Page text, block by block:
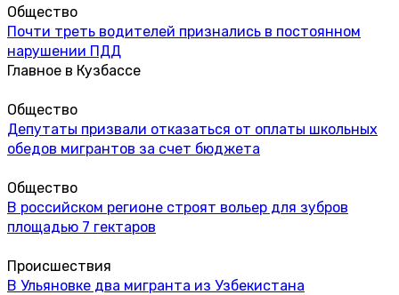
Общество
Почти треть водителей признались в постоянном
нарушении ПДД
Главное в Кузбассе
Общество
Депутаты призвали отказаться от оплаты школьных
обедов мигрантов за счет бюджета
Общество
В российском регионе строят вольер для зубров
площадью 7 гектаров
Происшествия
В Ульяновке два мигранта из Узбекистана